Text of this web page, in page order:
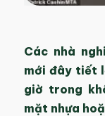
Các nhà
mới đây tiết
giờ trong
mặt nhựa